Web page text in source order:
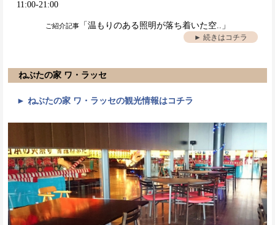
11:00-21:00
ご紹介記事「温もりのある照明が落ち着いた空..」
► 続きはコチラ
ねぶたの家 ワ・ラッセ
► ねぶたの家 ワ・ラッセの観光情報はコチラ